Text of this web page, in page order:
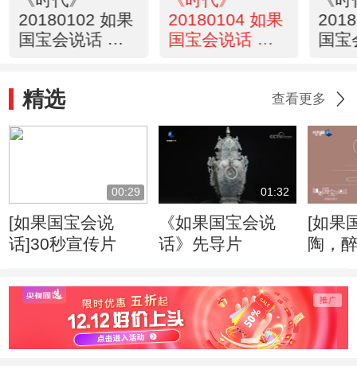
20180102 如果
国宝会说话 第
20180104 如果
国宝会说话 第
国宝
精选 查看更多
00:29
[如果国宝会说
话]30秒宣传片
01:32
《如果国宝会说
话》先导片
[如果
陶，
视频